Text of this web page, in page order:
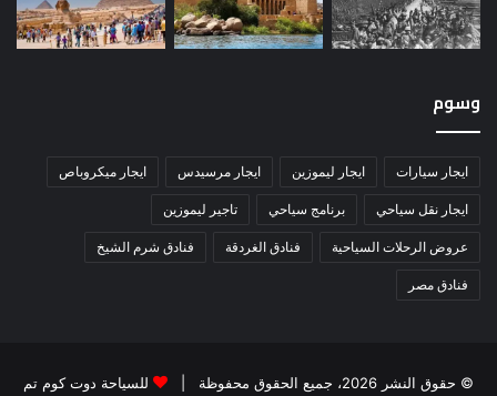
وسوم
ايجار سيارات ايجار ليموزين ايجار مرسيدس ايجار ميكروباص
ايجار نقل سياحي برنامج سياحي تاجير ليموزين
عروض الرحلات السياحية فنادق الغردقة فنادق شرم الشيخ
فنادق مصر
© حقوق النشر 2026، جميع الحقوق محفوظة | للسياحة دوت كوم تم